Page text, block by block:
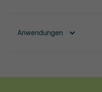
Anwendungen